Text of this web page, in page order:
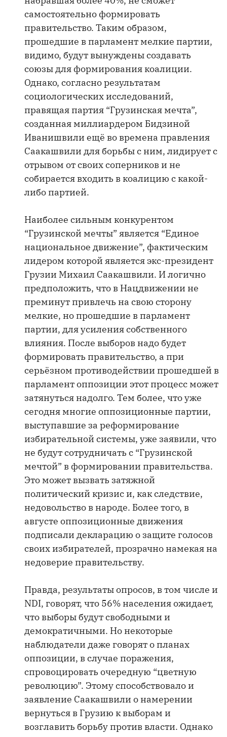
самостоятельно формировать
правительство. Таким образом,
прошедшие в парламент мелкие партии,
видимо, будут вынуждены создавать
союзы для формирования коалиции.
Однако, согласно результатам
социологических исследований,
правящая партия “Грузинская мечта”,
созданная миллиардером Бидзиной
Иванишвили ещё во времена правления
Саакашвили для борьбы с ним, лидирует с
отрывом от своих соперников и не
собирается входить в коалицию с какой-
либо партией.
Наиболее сильным конкурентом
“Грузинской мечты” является “Единое
национальное движение”, фактическим
лидером которой является экс-президент
Грузии Михаил Саакашвили. И логично
предположить, что в Нацдвижении не
преминут привлечь на свою сторону
мелкие, но прошедшие в парламент
партии, для усиления собственного
влияния. После выборов надо будет
формировать правительство, а при
серьёзном противодействии прошедшей в
парламент оппозиции этот процесс может
затянуться надолго. Тем более, что уже
сегодня многие оппозиционные партии,
выступавшие за реформирование
избирательной системы, уже заявили, что
не будут сотрудничать с “Грузинской
мечтой” в формировании правительства.
Это может вызвать затяжной
политический кризис и, как следствие,
недовольство в народе. Более того, в
августе оппозиционные движения
подписали декларацию о защите голосов
своих избирателей, прозрачно намекая на
недоверие правительству.
Правда, результаты опросов, в том числе и
NDI, говорят, что 56% населения ожидает,
что выборы будут свободными и
демократичными. Но некоторые
наблюдатели даже говорят о планах
оппозиции, в случае поражения,
спровоцировать очередную “цветную
революцию”. Этому способствовало и
заявление Саакашвили о намерении
вернуться в Грузию к выборам и
возглавить борьбу против власти. Однако